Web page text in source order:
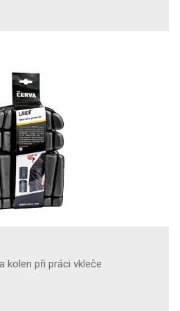
kolen při práci vkleče